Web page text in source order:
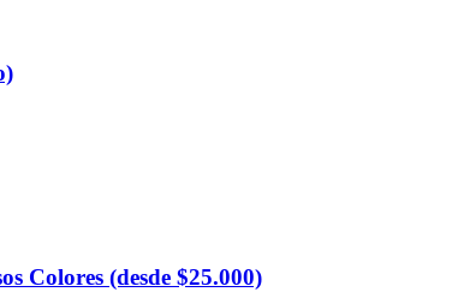
Colores (desde $25.000)